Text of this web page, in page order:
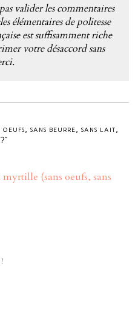
valider les commentaires
élémentaires de politesse
est suffisamment riche
votre désaccord sans
oeufs, sans beurre, sans lait,
(sans oeufs, sans